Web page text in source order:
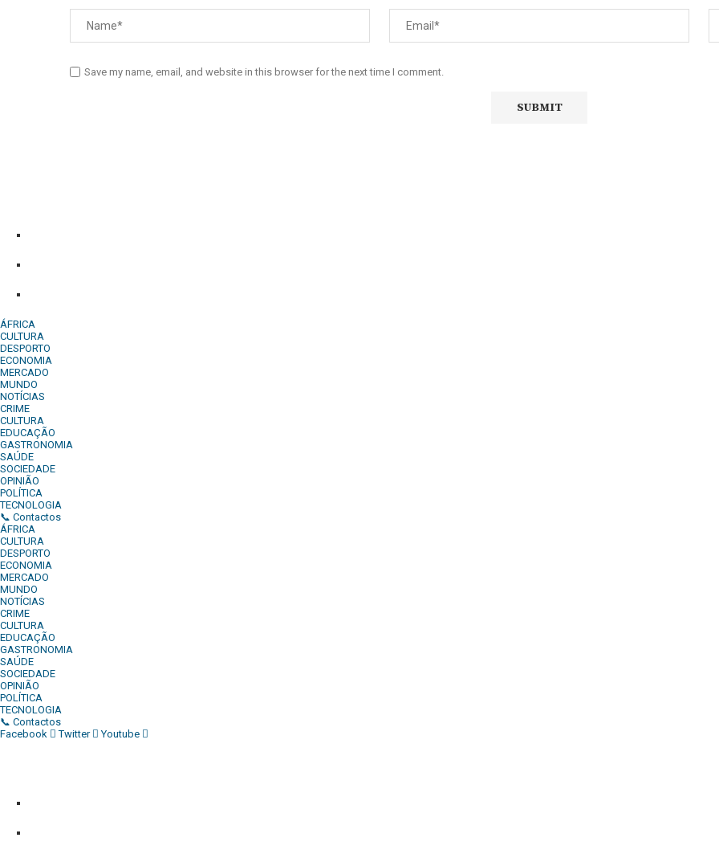
Save my name, email, and website in this browser for the next time I comment.
ÁFRICA
CULTURA
DESPORTO
ECONOMIA
MERCADO
MUNDO
NOTÍCIAS
CRIME
CULTURA
EDUCAÇÃO
GASTRONOMIA
SAÚDE
SOCIEDADE
OPINIÃO
POLÍTICA
TECNOLOGIA
📞 Contactos
ÁFRICA
CULTURA
DESPORTO
ECONOMIA
MERCADO
MUNDO
NOTÍCIAS
CRIME
CULTURA
EDUCAÇÃO
GASTRONOMIA
SAÚDE
SOCIEDADE
OPINIÃO
POLÍTICA
TECNOLOGIA
📞 Contactos
Facebook
Twitter Youtube